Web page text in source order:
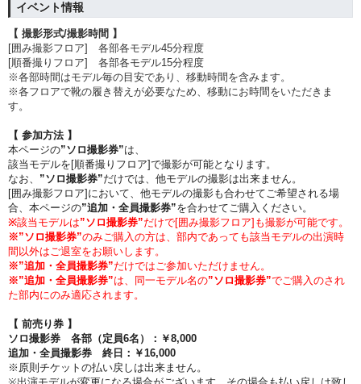
イベント情報
【 撮影形式/撮影時間 】
[囲み撮影フロア] 各部各モデル45分程度
[順番撮りフロア] 各部各モデル15分程度
※各部時間はモデル毎の目安であり、移動時間を含みます。
※各フロアで靴の履き替えが必要なため、移動にお時間をいただきま
す。
【 参加方法 】
本ページの”ソロ撮影券”は、
該当モデルを[順番撮りフロア]で撮影が可能となります。
なお、 ”ソロ撮影券”だけでは、他モデルの撮影は出来ません。
[囲み撮影フロア]において、他モデルの撮影も合わせてご希望される場
合、本ページの”追加・全員撮影券”を合わせてご購入ください。
※該当モデルは”ソロ撮影券”だけで[囲み撮影フロア]も撮影が可能です。
※”ソロ撮影券”のみご購入の方は、部内であっても該当モデルの出演時
間以外はご退室をお願いします。
※”追加・全員撮影券”だけではご参加いただけません。
※”追加・全員撮影券”は、同一モデル名の”ソロ撮影券”でご購入のされ
た部内にのみ適応されます。
【 前売り券 】
ソロ撮影券 各部（定員6名）
： ￥8,000
追加・全員撮影券 終日：￥16,000
※原則チケットの払い戻しは出来ません。